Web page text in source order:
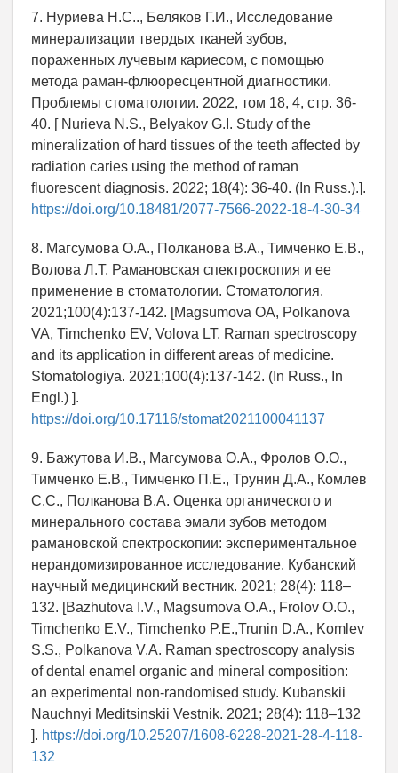
7. Нуриева Н.С.., Беляков Г.И., Исследование
минерализации твердых тканей зубов,
пораженных лучевым кариесом, с помощью
метода раман-флюоресцентной диагностики.
Проблемы стоматологии. 2022, том 18, 4, стр. 36-
40. [ Nurieva N.S., Belyakov G.I. Study of the
mineralization of hard tissues of the teeth affected by
radiation caries using the method of raman
fluorescent diagnosis. 2022; 18(4): 36-40. (In Russ.).].
https://doi.org/10.18481/2077-7566-2022-18-4-30-34
8. Магсумова О.А., Полканова В.А., Тимченко Е.В.,
Волова Л.Т. Рамановская спектроскопия и ее
применение в стоматологии. Стоматология.
2021;100(4):137-142. [Magsumova OA, Polkanova
VA, Timchenko EV, Volova LT. Raman spectroscopy
and its application in different areas of medicine.
Stomatologiya. 2021;100(4):137-142. (In Russ., In
Engl.) ].
https://doi.org/10.17116/stomat2021100041137
9. Бажутова И.В., Магсумова О.А., Фролов О.О.,
Тимченко Е.В., Тимченко П.Е., Трунин Д.А., Комлев
С.С., Полканова В.А. Оценка органического и
минерального состава эмали зубов методом
рамановской спектроскопии: экспериментальное
нерандомизированное исследование. Кубанский
научный медицинский вестник. 2021; 28(4): 118–
132. [Bazhutova I.V., Magsumova O.А., Frolov O.О.,
Timchenko E.V., Timchenko P.Е.,Trunin D.А., Komlev
S.S., Polkanova V.A. Raman spectroscopy analysis
of dental enamel organic and mineral composition:
an experimental non-randomised study. Kubanskii
Nauchnyi Meditsinskii Vestnik. 2021; 28(4): 118–132
]. https://doi.org/10.25207/1608-6228-2021-28-4-118-
132